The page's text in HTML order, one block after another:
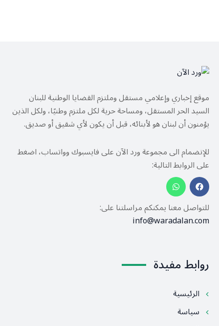
موقع إخباري وإعلامي مستقل وملتزم القضايا الوطنية للبنان
السيد الحر المستقل، ومساحة حرية لكل ملتزم وطنيًا، ولكل الذين
يؤمنون أن لبنان هو لأبنائه، قبل أن يكون لأي شقيق أو صديق.
للإنضمام الى مجموعة ورد الآن على فايسبوك وواتساب، اضغط
على الروابط التالية:
للتواصل معنا يمكنكم مراسلتنا على:
info@waradalan.com
روابط مفيدة
الرئيسية
سياسة